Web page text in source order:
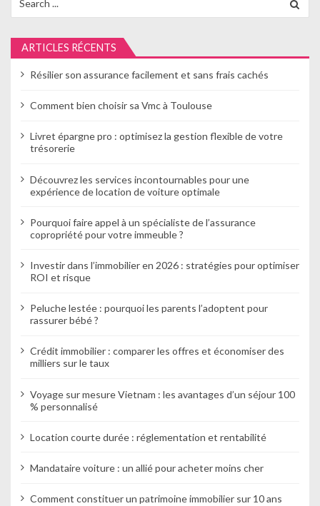
for:
ARTICLES RÉCENTS
Résilier son assurance facilement et sans frais cachés
Comment bien choisir sa Vmc à Toulouse
Livret épargne pro : optimisez la gestion flexible de votre
trésorerie
Découvrez les services incontournables pour une
expérience de location de voiture optimale
Pourquoi faire appel à un spécialiste de l’assurance
copropriété pour votre immeuble ?
Investir dans l’immobilier en 2026 : stratégies pour optimiser
ROI et risque
Peluche lestée : pourquoi les parents l’adoptent pour
rassurer bébé ?
Crédit immobilier : comparer les offres et économiser des
milliers sur le taux
Voyage sur mesure Vietnam : les avantages d’un séjour 100
% personnalisé
Location courte durée : réglementation et rentabilité
Mandataire voiture : un allié pour acheter moins cher
Comment constituer un patrimoine immobilier sur 10 ans